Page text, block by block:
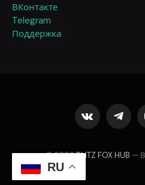
ВКонтакте
Telegram
Поддержка
VKontakte
© 2026BLITZ FOX HUB —
RU